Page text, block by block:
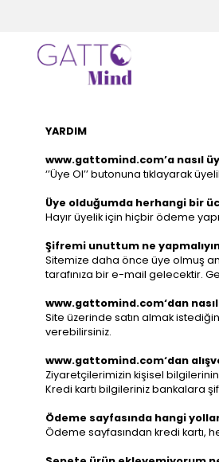
YARDIM
www.gattomind.com’a nasıl
‘’Üye Ol’’ butonuna tıklayarak
Üye olduğumda herhangi bir
Hayır üyelik için hiçbir ödeme
Şifremi unuttum ne
Sitemize daha önce üye olmuş
tarafınıza bir e-mail gelecektir.
www.gattomind.com‘dan
Site üzerinde satın almak
verebilirsiniz.
www.gattomind.com‘dan
Ziyaretçilerimizin kişisel
Kredi kartı bilgileriniz bankalara
Ödeme sayfasında hangi
Ödeme sayfasından kredi kartı,